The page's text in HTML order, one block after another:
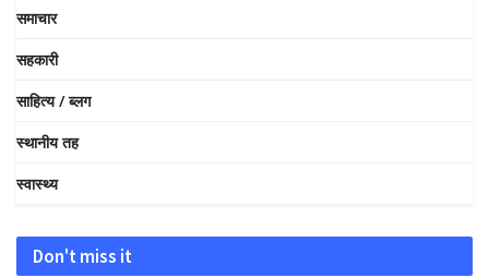
समाचार
सहकारी
साहित्य / ब्लग
स्थानीय तह
स्वास्थ्य
Don't miss it